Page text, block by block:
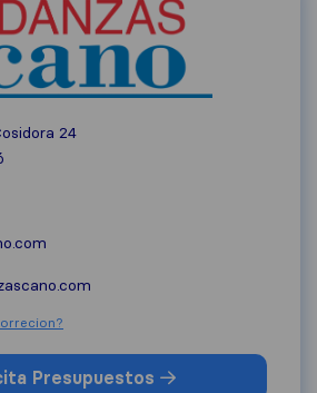
24
Presupuestos